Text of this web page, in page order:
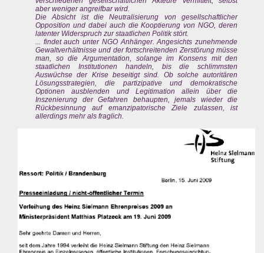
aber weniger angreifbar wird.
Die Absicht ist die Neutralisierung von gesellschaftlicher
Opposition und dabei auch die Kooptierung von NGO, deren
latenter Widerspruch zur staatlichen Politik stört.
... findet auch unter NGO Anhänger. Angesichts zunehmende
Gewaltverhältnisse und der fortschreitenden Zerstörung müsse
man, so die Argumentation, solange im Konsens mit den
staatlichen Institutionen handeln, bis die schlimmsten
Auswüchse der Krise beseitigt sind. Ob solche autoritären
Lösungsstrategien, die partizipative und demokratische
Optionen ausblenden und Legitimation allein über die
Inszenierung der Gefahren behaupten, jemals wieder die
Rückbesinnung auf emanzipatorische Ziele zulassen, ist
allerdings mehr als fraglich.